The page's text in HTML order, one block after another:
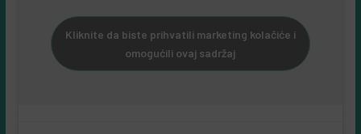
Kliknite da biste prihvatili marketing kolačiće i
omogućili ovaj sadržaj